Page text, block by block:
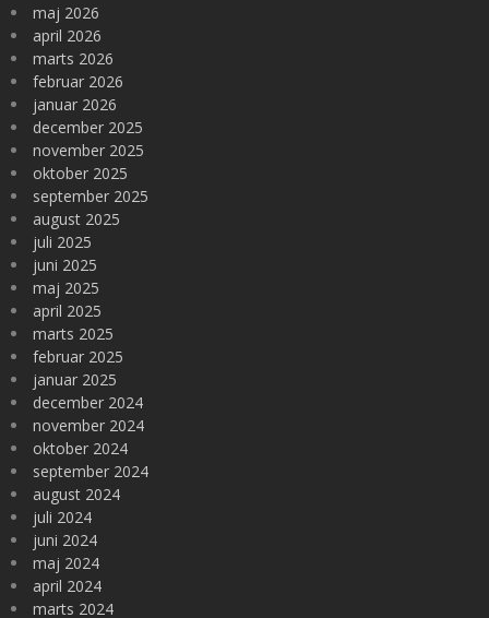
maj 2026
april 2026
marts 2026
februar 2026
januar 2026
december 2025
november 2025
oktober 2025
september 2025
august 2025
juli 2025
juni 2025
maj 2025
april 2025
marts 2025
februar 2025
januar 2025
december 2024
november 2024
oktober 2024
september 2024
august 2024
juli 2024
juni 2024
maj 2024
april 2024
marts 2024